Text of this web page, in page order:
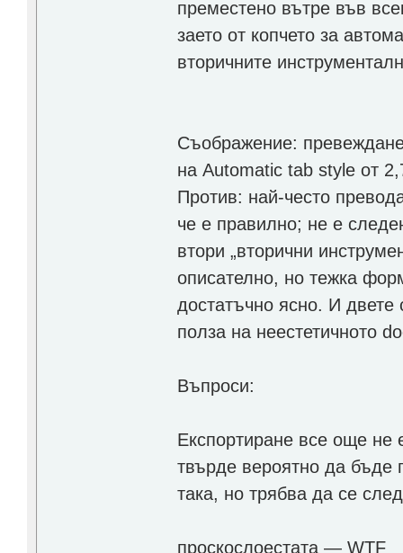
преместено вътре във
заето от копчето за
вторичните
Съображение:
на Automatic tab style от
Против: най-често
че е правилно; не е
втори „вторични
описателно, но тежка
достатъчно ясно. И
полза на неестетичното
Въпроси:
Експортиране все още не
твърде вероятно да бъде
така, но трябва да се
проскослоестата — WTF